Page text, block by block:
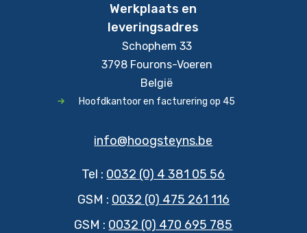
Werkplaats en
leveringsadres
Schophem 33
3798 Fourons-Voeren
België
Hoofdkantoor en facturering op 45
info@hoogsteyns.be
Tel : 0032 (0) 4 381 05 56
GSM : 0032 (0) 475 261 116
GSM : 0032 (0) 470 695 785